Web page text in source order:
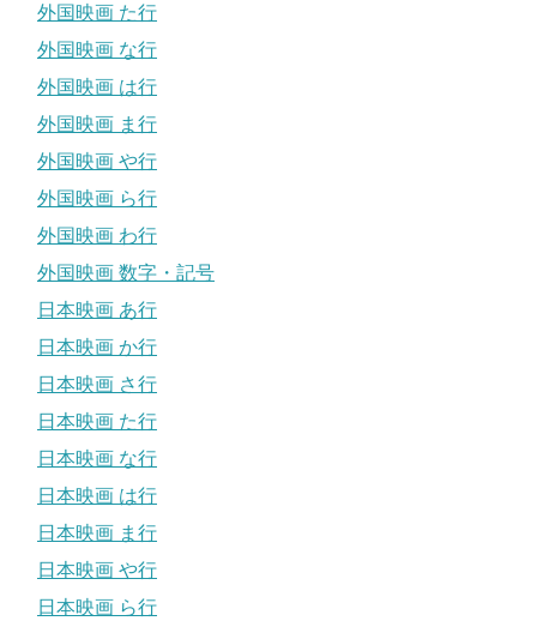
外国映画 た行
外国映画 な行
外国映画 は行
外国映画 ま行
外国映画 や行
外国映画 ら行
外国映画 わ行
外国映画 数字・記号
日本映画 あ行
日本映画 か行
日本映画 さ行
日本映画 た行
日本映画 な行
日本映画 は行
日本映画 ま行
日本映画 や行
日本映画 ら行